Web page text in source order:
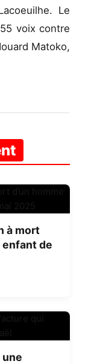
Le
voix contre
Matoko,
à mort
enfant de